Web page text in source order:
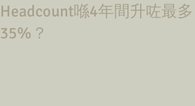
Learn more about the Career Training Program 26/27
Headcount喺4年間升咗最多
35%？